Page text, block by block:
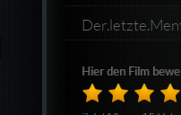
Hier den Film